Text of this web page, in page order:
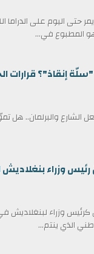
حتى اليوم على الدراما
المطبوع في...
إنقاذ"؟ قرارات
الشارع والبرلمان.. هل
الذي ينتم...